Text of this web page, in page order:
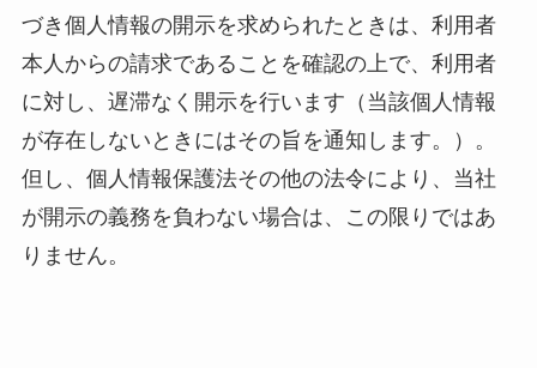
づき個人情報の開示を求められたときは、利用者
本人からの請求であることを確認の上で、利用者
に対し、遅滞なく開示を行います（当該個人情報
が存在しないときにはその旨を通知します。）。
但し、個人情報保護法その他の法令により、当社
が開示の義務を負わない場合は、この限りではあ
りません。